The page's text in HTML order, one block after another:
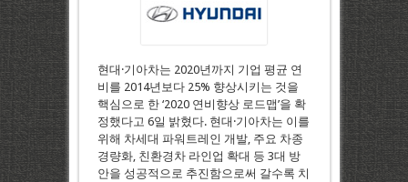
현대·기아차는 2020년까지 기업 평균 연
비를 2014년보다 25% 향상시키는 것을
핵심으로 한 ‘2020 연비향상 로드맵’을 확
정했다고 6일 밝혔다. 현대·기아차는 이를
위해 차세대 파워트레인 개발, 주요 차종
경량화, 친환경차 라인업 확대 등 3대 방
안을 성공적으로 추진함으로써 갈수록 치